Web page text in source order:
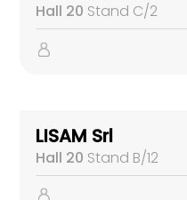
Hall 20 Stand C/2
LISAM Srl
Hall 20 Stand B/12